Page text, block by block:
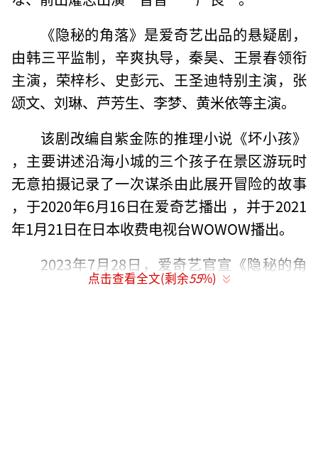
《隐秘的角落》是爱奇艺出品的悬疑剧，
由韩三平监制，辛爽执导，秦昊、王景春领衔
主演，荣梓杉、史彭元、王圣迪特别主演，张
颂文、刘琳、芦芳生、李梦、黄米依等主演。
该剧改编自紫金陈的推理小说《坏小孩》
，主要讲述沿海小城的三个孩子在景区游玩时
无意拍摄记录了一次谋杀由此展开冒险的故事
，于2020年6月16日在爱奇艺播出 ，并于2021
年1月21日在日本收费电视台WOWOW播出。
2023年7月28日，爱奇艺官宣《隐秘的角
落》重制版上线播出。
点击查看全文(剩余55%)